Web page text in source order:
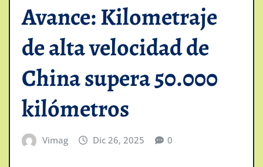
Avance: Kilometraje
de alta velocidad de
China supera 50.000
kilómetros
Vimag Dic 26, 2025 0